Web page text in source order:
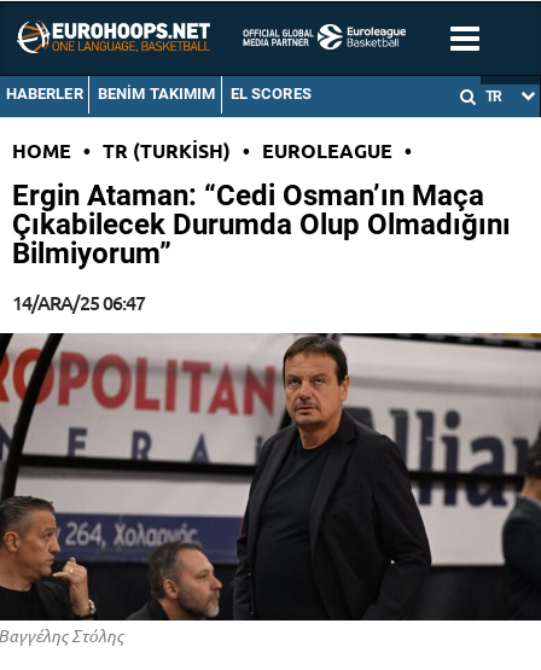
HABERLER BENIM TAKIMIM EL SCORES TR
HOME • TR (TURKISH) • EUROLEAGUE •
Ergin Ataman: “Cedi Osman’ın Maça
Çıkabilecek Durumda Olup Olmadığını
Bilmiyorum”
14/ARA/25 06:47
Στόλης